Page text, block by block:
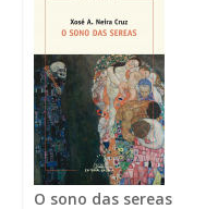
O sono das sereas